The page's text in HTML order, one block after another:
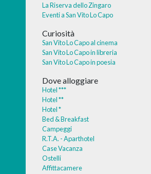
La Riserva dello Zingaro
Eventi a San Vito Lo Capo
Curiosità
San Vito Lo Capo al cinema
San Vito Lo Capo in libreria
San Vito Lo Capo in poesia
Dove alloggiare
Hotel ***
Hotel **
Hotel *
Bed & Breakfast
Campeggi
R.T.A. - Aparthotel
Case Vacanza
Ostelli
Affittacamere